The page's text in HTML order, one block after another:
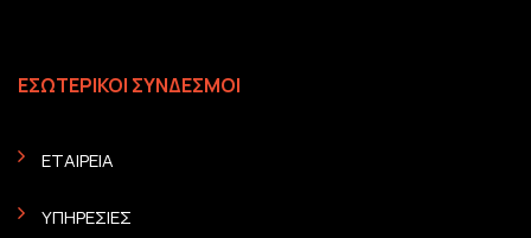
ΕΣΩΤΕΡΙΚΟΙ ΣΥΝΔΕΣΜΟΙ
ΕΤΑΙΡΕΙΑ
ΥΠΗΡΕΣΙΕΣ